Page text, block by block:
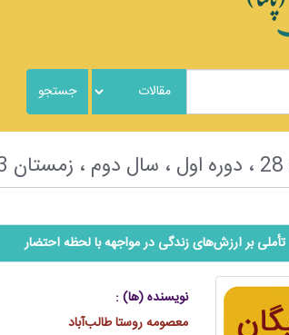
تأملی بر ارزش‌های زندگی در مواجهه با لحظه احتضار
نویسنده (ها) :
معصومه روستا طالب‌آباد